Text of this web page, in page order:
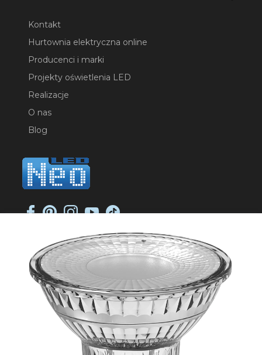
Kontakt
Hurtownia elektryczna online
Producenci i marki
Projekty oświetlenia LED
Realizacje
O nas
Blog
NEO-LED SP. K.
ul. Jana Długosza 2
51-162 Wrocław
NIP: 8951925233
sklep@neoled.pl